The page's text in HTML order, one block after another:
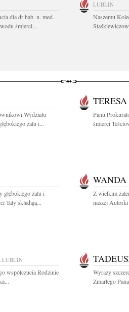
dla dr hab. n. med.
śmierci...
LUBLIN
Naszemu
Wydziału
żalu i...
Panu
śmierci
żalu i
Taty składają...
WANDA
Z wielkim
naszej
LUBLIN
współczucia Rodzinie
Wyrazy
Zmarłego